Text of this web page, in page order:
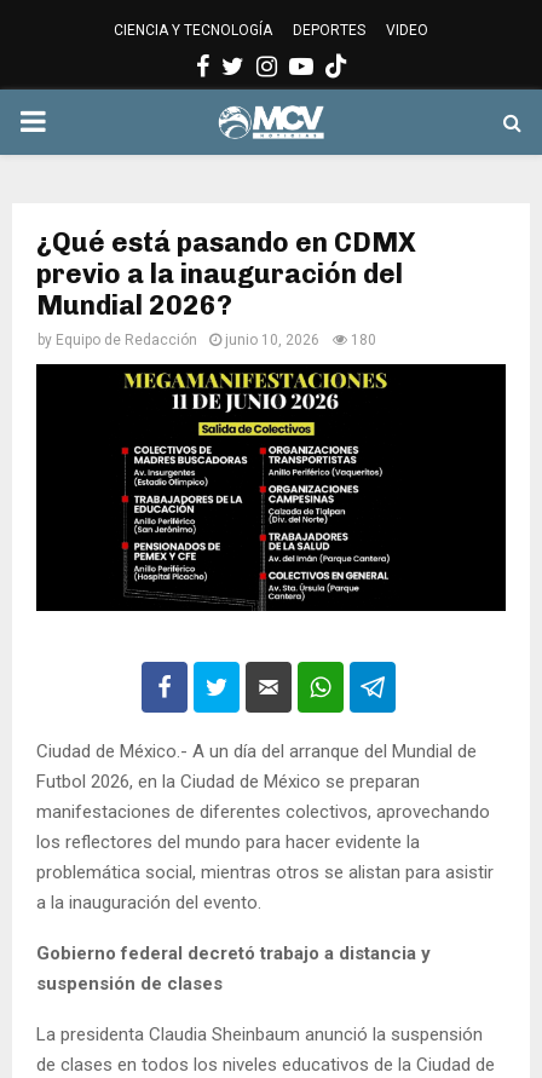
CIENCIA Y TECNOLOGÍA DEPORTES VIDEO
Facebook
Twitter
Instagram
Youtube
PRIMARY
¿Qué está pasando en CDMX
previo a la inauguración del
Mundial 2026?
by Equipo de Redacción junio 10, 2026 180
Ciudad de México.- A un día del arranque del Mundial de
Futbol 2026, en la Ciudad de México se preparan
manifestaciones de diferentes colectivos, aprovechando
los reflectores del mundo para hacer evidente la
problemática social, mientras otros se alistan para asistir
a la inauguración del evento.
Gobierno federal decretó trabajo a distancia y
suspensión de clases
La presidenta Claudia Sheinbaum anunció la suspensión
de clases en todos los niveles educativos de la Ciudad de